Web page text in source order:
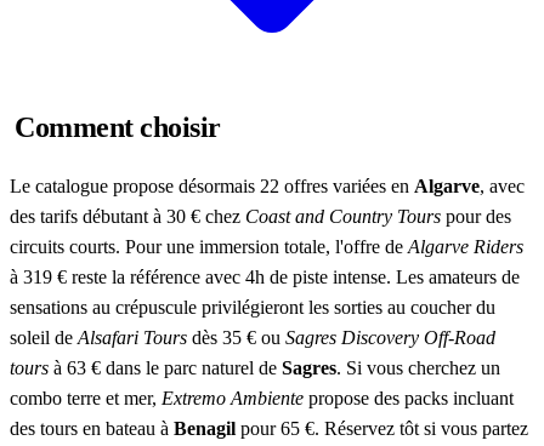
Comment choisir
Le catalogue propose désormais 22 offres variées en Algarve, avec
des tarifs débutant à 30 € chez Coast and Country Tours pour des
circuits courts. Pour une immersion totale, l'offre de Algarve Riders
à 319 € reste la référence avec 4h de piste intense. Les amateurs de
sensations au crépuscule privilégieront les sorties au coucher du
soleil de Alsafari Tours dès 35 € ou Sagres Discovery Off-Road
tours à 63 € dans le parc naturel de Sagres. Si vous cherchez un
combo terre et mer, Extremo Ambiente propose des packs incluant
des tours en bateau à Benagil pour 65 €. Réservez tôt si vous partez